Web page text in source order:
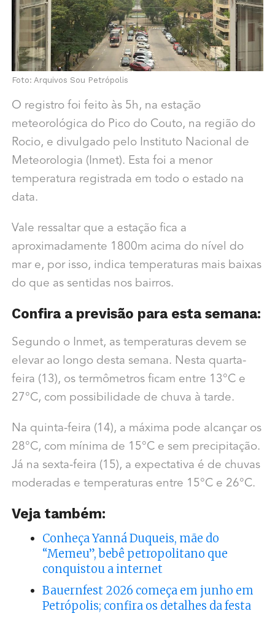
Foto: Arquivos Sou Petrópolis
O registro foi feito às 5h, na estação
meteorológica do Pico do Couto, na região do
Rocio, e divulgado pelo Instituto Nacional de
Meteorologia (Inmet). Esta foi a menor
temperatura registrada em todo o estado na
data.
Vale ressaltar que a estação fica a
aproximadamente 1800m acima do nível do
mar e, por isso, indica temperaturas mais baixas
do que as sentidas nos bairros.
Confira a previsão para esta semana:
Segundo o Inmet, as temperaturas devem se
elevar ao longo desta semana. Nesta quarta-
feira (13), os termômetros ficam entre 13°C e
27°C, com possibilidade de chuva à tarde.
Na quinta-feira (14), a máxima pode alcançar os
28°C, com mínima de 15°C e sem precipitação.
Já na sexta-feira (15), a expectativa é de chuvas
moderadas e temperaturas entre 15°C e 26°C.
Veja também:
Conheça Yanná Duqueis, mãe do
“Memeu”, bebê petropolitano que
conquistou a internet
Bauernfest 2026 começa em junho em
Petrópolis; confira os detalhes da festa